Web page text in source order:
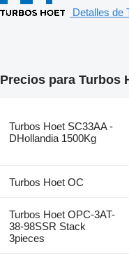
Detalles de
Precios para Turbos
Turbos Hoet SC33AA -
DHollandia 1500Kg
Turbos Hoet OC
Turbos Hoet OPC-3AT-
38-98SSR Stack
3pieces